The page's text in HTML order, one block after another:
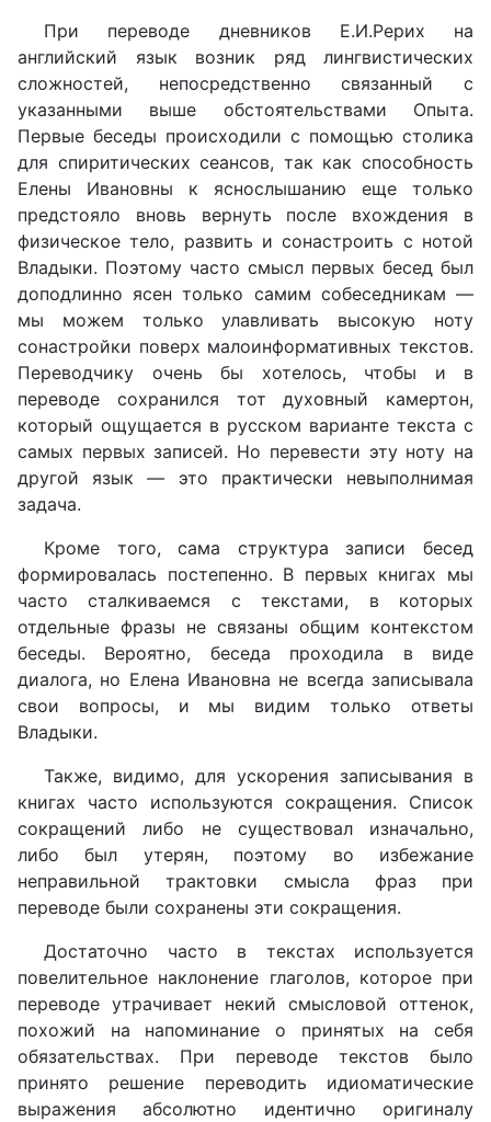
При переводе дневников Е.И.Рерих на
английский язык возник ряд лингвистических
сложностей, непосредственно связанный с
указанными выше обстоятельствами Опыта.
Первые беседы происходили с помощью столика
для спиритических сеансов, так как способность
Елены Ивановны к яснослышанию еще только
предстояло вновь вернуть после вхождения в
физическое тело, развить и сонастроить с нотой
Владыки. Поэтому часто смысл первых бесед был
доподлинно ясен только самим собеседникам —
мы можем только улавливать высокую ноту
сонастройки поверх малоинформативных текстов.
Переводчику очень бы хотелось, чтобы и в
переводе сохранился тот духовный камертон,
который ощущается в русском варианте текста с
самых первых записей. Но перевести эту ноту на
другой язык — это практически невыполнимая
задача.
Кроме того, сама структура записи бесед
формировалась постепенно. В первых книгах мы
часто сталкиваемся с текстами, в которых
отдельные фразы не связаны общим контекстом
беседы. Вероятно, беседа проходила в виде
диалога, но Елена Ивановна не всегда записывала
свои вопросы, и мы видим только ответы
Владыки.
Также, видимо, для ускорения записывания в
книгах часто используются сокращения. Список
сокращений либо не существовал изначально,
либо был утерян, поэтому во избежание
неправильной трактовки смысла фраз при
переводе были сохранены эти сокращения.
Достаточно часто в текстах используется
повелительное наклонение глаголов, которое при
переводе утрачивает некий смысловой оттенок,
похожий на напоминание о принятых на себя
обязательствах. При переводе текстов было
принято решение переводить идиоматические
выражения абсолютно идентично оригиналу